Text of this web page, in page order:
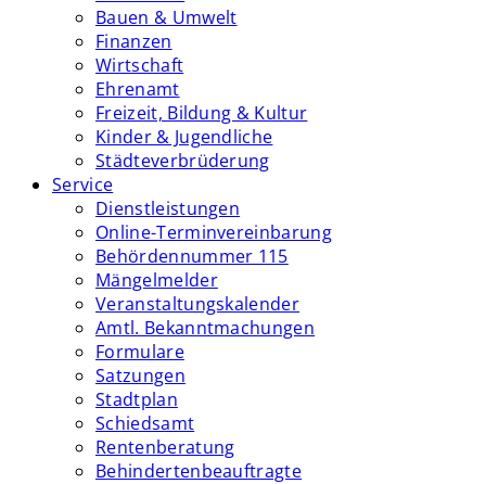
Bauen & Umwelt
Finanzen
Wirtschaft
Ehrenamt
Freizeit, Bildung & Kultur
Kinder & Jugendliche
Städteverbrüderung
Service
Dienstleistungen
Online-Terminvereinbarung
Behördennummer 115
Mängelmelder
Veranstaltungskalender
Amtl. Bekanntmachungen
Formulare
Satzungen
Stadtplan
Schiedsamt
Rentenberatung
Behindertenbeauftragte